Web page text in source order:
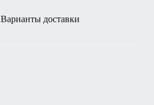
Варианты доставки